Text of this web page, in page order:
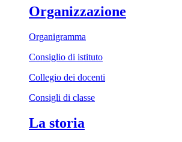
Organizzazione
Organigramma
Consiglio di istituto
Collegio dei docenti
Consigli di classe
La storia